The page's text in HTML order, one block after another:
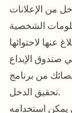
الشخصية
عنها لاحتوائها
الإبداع
من برنامج
تحقيق الدخل.
يمكن استخدامه